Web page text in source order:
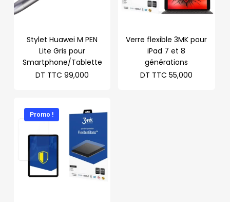
Stylet Huawei M PEN
Lite Gris pour
Smartphone/Tablette
DT TTC 99,000
Verre flexible 3MK pour
iPad 7 et 8
générations
DT TTC 55,000
Promo !